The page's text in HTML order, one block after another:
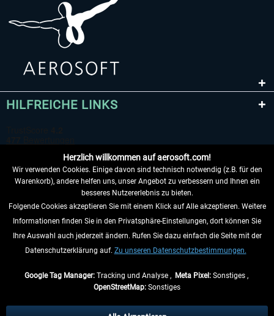
HILFREICHE LINKS
VERTRAG WIDERRUFEN
INFORMATIONEN
Herzlich willkommen auf aerosoft.com!
Wir verwenden Cookies. Einige davon sind technisch notwendig (z.B. für den
Warenkorb), andere helfen uns, unser Angebot zu verbessern und Ihnen ein
besseres Nutzererlebnis zu bieten.
Folgende Cookies akzeptieren Sie mit einem Klick auf Alle akzeptieren. Weitere
Informationen finden Sie in den Privatsphäre-Einstellungen, dort können Sie
Ihre Auswahl auch jederzeit ändern. Rufen Sie dazu einfach die Seite mit der
Datenschutzerklärung auf. Zu unseren Datenschutzbestimmungen.
Google Tag Manager:Tracking und Analyse , Meta Pixel:Sonstiges ,
OpenStreetMap: Sonstiges